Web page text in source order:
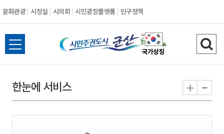
문화관광 시장실 시의회 시민광장플랫폼 인구정책
시
민
권
전
체
뉴
열
검
색
기
한눈에 서비스 + -